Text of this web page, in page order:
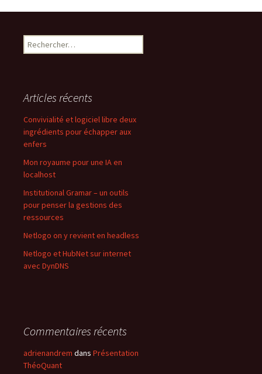
Rechercher :
Articles récents
Convivialité et logiciel libre deux
ingrédients pour échapper aux
enfers
Mon royaume pour une IA en
localhost
Institutional Gramar – un outils
pour penser la gestions des
ressources
Netlogo on y revient en headless
Netlogo et HubNet sur internet
avec DynDNS
Commentaires récents
adrienandrem dans Présentation
ThéoQuant